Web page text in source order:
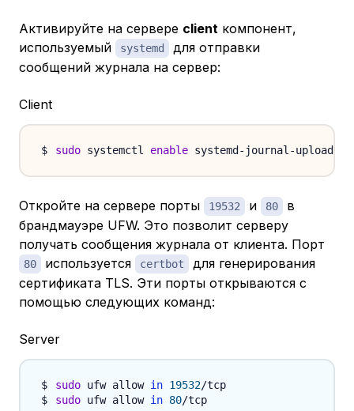
Активируйте на сервере client компонент,
используемый
systemd
для отправки
сообщений журнала на сервер:
Client
sudo systemctl enable
Откройте на сервере порты 19532 и 80
в
брандмауэре UFW. Это позволит серверу
получать сообщения журнала от клиента. Порт
80 используется certbot
для генерирования
сертификата TLS. Эти порты открываются с
помощью следующих команд:
Server
sudo ufw allow in 19532
sudo ufw allow in 80